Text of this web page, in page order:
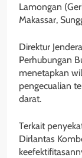
Lamongan
Makassar,
Direktur
Perhubungan
menetapkan
pengecualian
darat.
Terkait
Dirlantas